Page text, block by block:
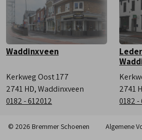
Waddinxveen
Kerkweg Oost 177
2741 HD, Waddinxveen
0182 - 612012
2741
0182 -
© 2026 Bremmer Schoenen Algemene